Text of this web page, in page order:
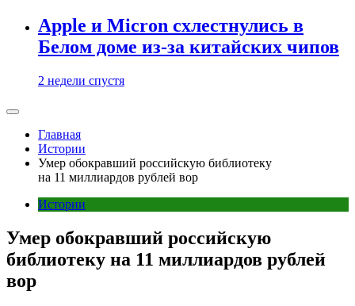
Apple и Micron схлестнулись в
Белом доме из-за китайских чипов
2 недели спустя
Главная
Истории
Умер обокравший российскую библиотеку
на 11 миллиардов рублей вор
Истории
Умер обокравший российскую
библиотеку на 11 миллиардов рублей
вор